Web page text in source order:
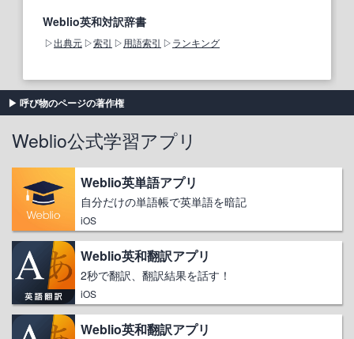
Weblio英和対訳辞書
出典元 索引 用語索引 ランキング
呼び物のページの著作権
Weblio公式学習アプリ
Weblio英単語アプリ
自分だけの単語帳で英単語を暗記
iOS
Weblio英和翻訳アプリ
2秒で翻訳、翻訳結果を話す！
iOS
Weblio英和翻訳アプリ